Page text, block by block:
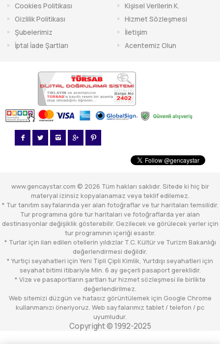
Cookies Politikası
Kişisel Verilerin K.
Gizlilik Politikası
Hizmet Sözleşmesi
Şubelerimiz
İletişim
İptal İade Şartları
Acentemiz Olun
www.gencaystar.com © 2026 Tüm hakları saklıdır. Sitede ki hiç bir
materyal izinsiz kopyalanamaz veya teklif edilemez.
* Tur tanıtım sayfalarında yer alan fotoğraflar ve tur haritaları temsilidir.
Tur programına göre tur haritaları ve fotoğraflarda yer alan
destinasyonlar değişiklik gösterebilir. Gezilecek ve görülecek yerler için
tur programının içeriği esastır.
* Turlar için ilan edilen otellerin yıldızlar T.C. Kültür ve Turizm Bakanlığı
değerlendirmesi değildir.
* Yurtiçi seyahatleri için Yeni Tipli Çipli Kimlik, Yurtdışı seyahatleri için
seyahat bitimi itibariyle Min. 6 ay geçerli pasaport gereklidir.
* Vize ve pasaportların şartları tur hizmet sözleşmesi ile birlikte
değerlendirilmez.
Web sitemizi düzgün ve hatasız görüntülemek için Google Chrome
kullanmanızı öneriyoruz. Web sayfalarımız tablet / telefon / pc
uyumludur.
Copyright © 1992-2025